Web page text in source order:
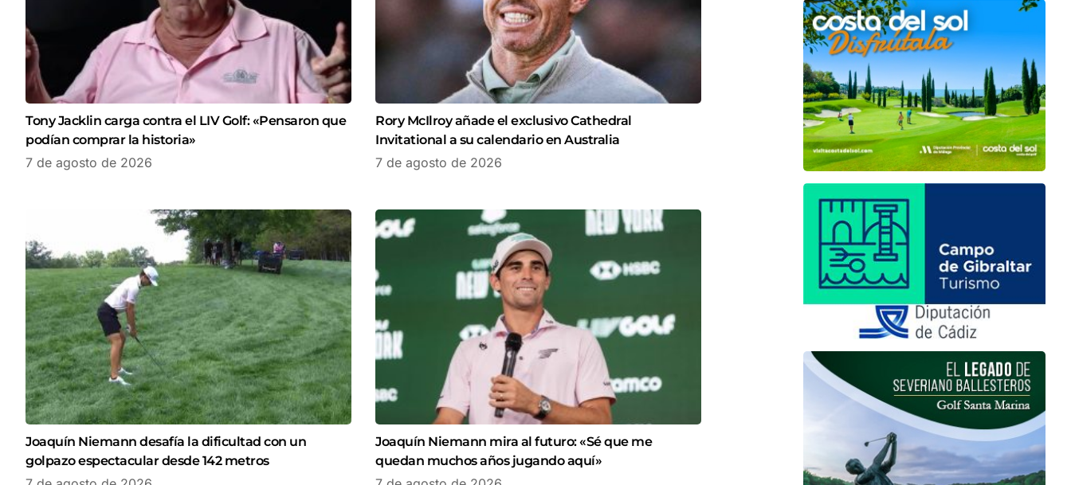
Tony Jacklin carga contra el LIV Golf: «Pensaron que
podían comprar la historia»
7 de agosto de 2026
Rory McIlroy añade el exclusivo Cathedral
Invitational a su calendario en Australia
7 de agosto de 2026
Joaquín Niemann desafía la dificultad con un
golpazo espectacular desde 142 metros
Joaquín Niemann mira al futuro: «Sé que me
quedan muchos años jugando aquí»